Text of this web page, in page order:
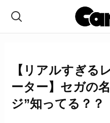
【リアルすぎる
ーター】セガの
ジ”知ってる？？